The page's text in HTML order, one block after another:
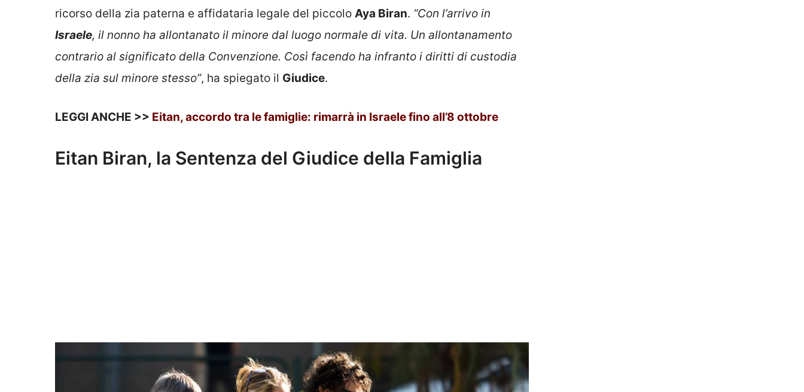
ricorso della zia paterna e affidataria legale del piccolo Aya Biran. “Con l’arrivo in
Israele, il nonno ha allontanato il minore dal luogo normale di vita. Un allontanamento
contrario al significato della Convenzione. Così facendo ha infranto i diritti di custodia
della zia sul minore stesso”, ha spiegato il Giudice.
LEGGI ANCHE >> Eitan, accordo tra le famiglie: rimarrà in Israele fino all’8 ottobre
Eitan Biran, la Sentenza del Giudice della Famiglia